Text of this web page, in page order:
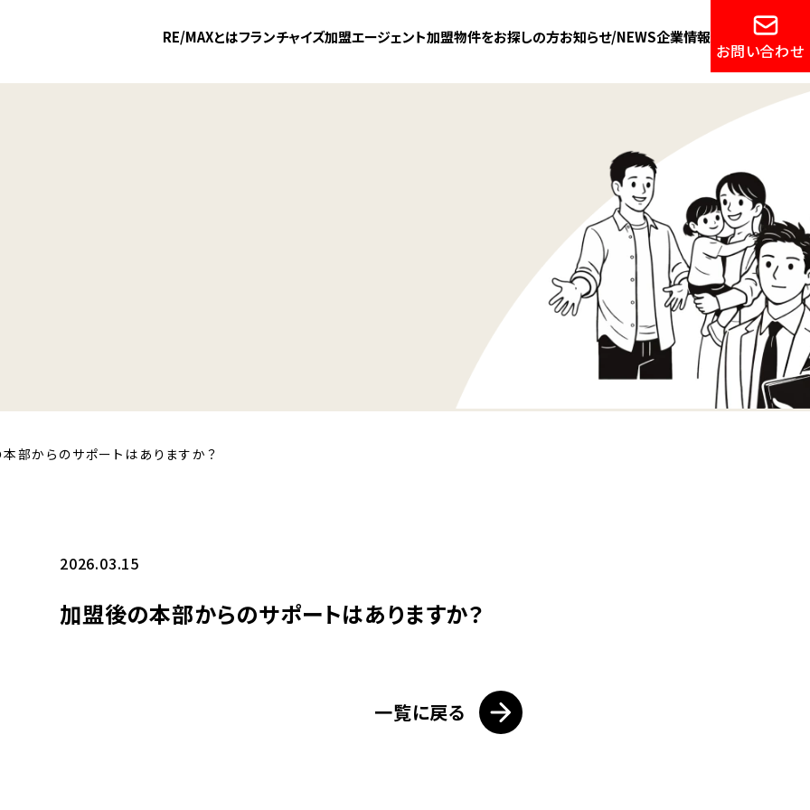
RE/MAXとはフランチャイズ加盟エージェント加盟物件をお探しの方お知らせ/NEWS企業情報
お問い合わせ
部からのサポートはありますか？
2026.03.15
加盟後の本部からのサポートはありますか？
一覧に戻る